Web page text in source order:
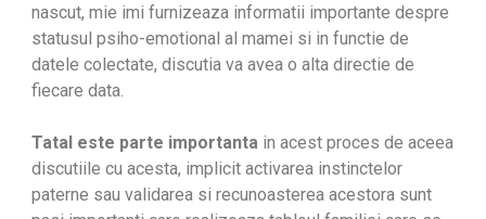
nascut, mie imi furnizeaza informatii importante despre
statusul psiho-emotional al mamei si in functie de
datele colectate, discutia va avea o alta directie de
fiecare data.
Tatal este parte importanta in acest proces de aceea
discutiile cu acesta, implicit activarea instinctelor
paterne sau validarea si recunoasterea acestora sunt